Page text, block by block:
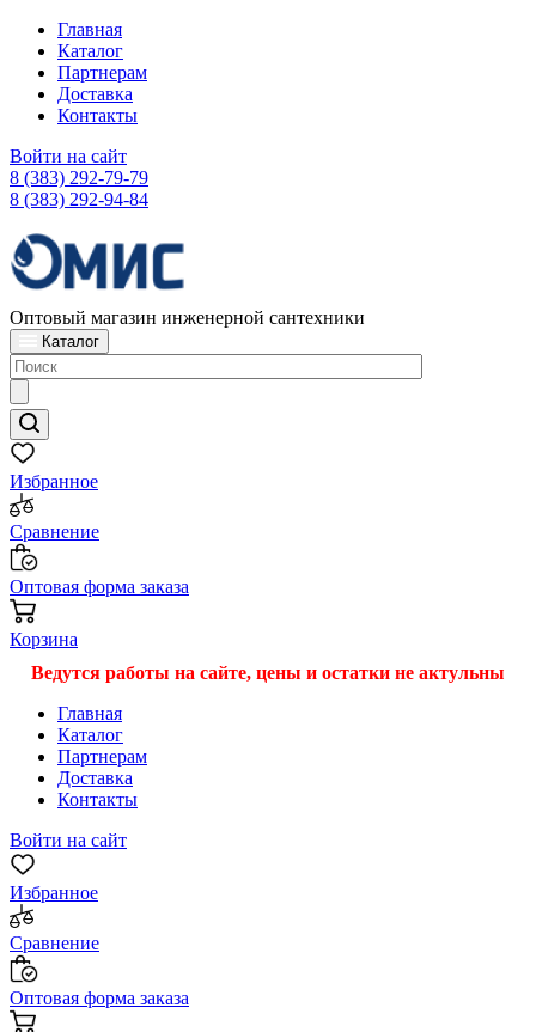
Главная
Каталог
Партнерам
Доставка
Контакты
Войти на сайт
8 (383) 292-79-79
8 (383) 292-94-84
Оптовый магазин инженерной сантехники
Каталог
Избранное
Сравнение
Оптовая форма заказа
Корзина
Ведутся работы на сайте, цены и остатки не актульны
Главная
Каталог
Партнерам
Доставка
Контакты
Войти на сайт
Избранное
Сравнение
Оптовая форма заказа